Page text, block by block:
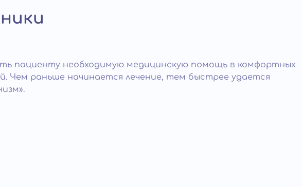
пациенту необходимую медицинскую помощь в комфортных
Чем раньше начинается лечение, тем быстрее удается